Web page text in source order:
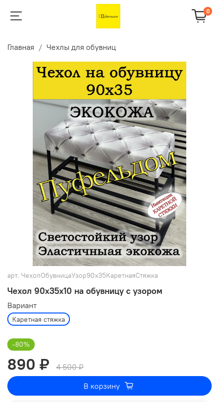
0
Главная Чехлы для обувниц
арт. ЧехолОбувницаУзор90х35КаретнаяСтяжка
Чехол 90х35х10 на обувницу с узором
Вариант
Каретная стяжка
-80%
890 ₽
4 500 ₽
В корзину